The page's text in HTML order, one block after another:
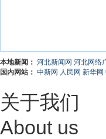
本地新闻： 河北新闻网 河北网络
国内网站： 中新网 人民网 新华网
关于我们
About us